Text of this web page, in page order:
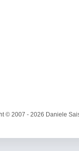
© 2007 - 2026 Daniele